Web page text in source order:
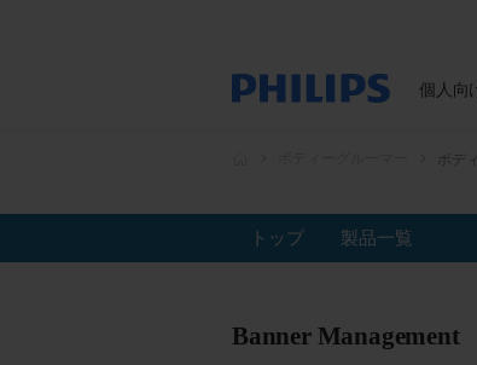
個人向
ボデ
トップ 製品一覧
Banner Management